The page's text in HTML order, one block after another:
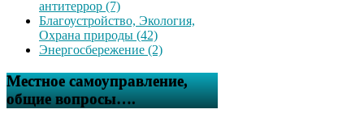
антитеррор (7)
Благоустройство, Экология,
Охрана природы (42)
Энергосбережение (2)
Местное самоуправление,
общие вопросы….